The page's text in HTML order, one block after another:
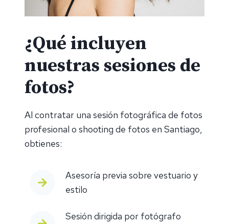
¿Qué incluyen
nuestras sesiones de
fotos?
Al contratar una sesión fotográfica de fotos
profesional o shooting de fotos en Santiago,
obtienes:
Asesoría previa sobre vestuario y
estilo
Sesión dirigida por fotógrafo